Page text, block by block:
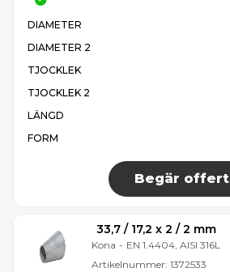
DIAMETER
DIAMETER 2
TJOCKLEK
TJOCKLEK 2
LÄNGD
FORM
Begär offert
33,7 / 17,2 x 2 / 2 mm
Kona - EN 1.4404, AISI 316L
Artikelnummer: 1372533